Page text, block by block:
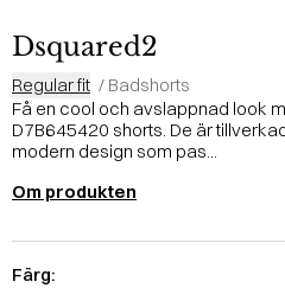
Dsquared2
Regular fit / Badshorts
Få en cool och avslappnad look
D7B645420 shorts. De är
modern design som pas...
Om produkten
Färg: